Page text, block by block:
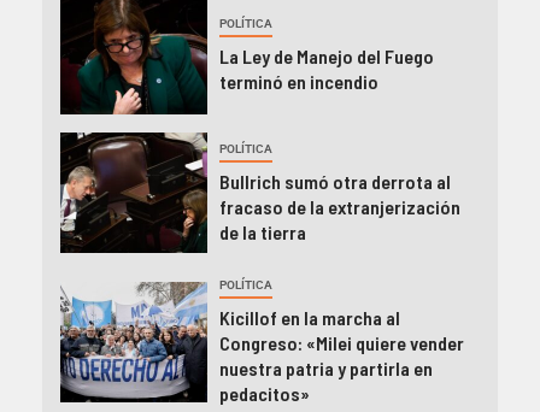
POLÍTICA
La Ley de Manejo del Fuego
terminó en incendio
POLÍTICA
Bullrich sumó otra derrota al
fracaso de la extranjerización
de la tierra
POLÍTICA
Kicillof en la marcha al
Congreso: «Milei quiere vender
nuestra patria y partirla en
pedacitos»